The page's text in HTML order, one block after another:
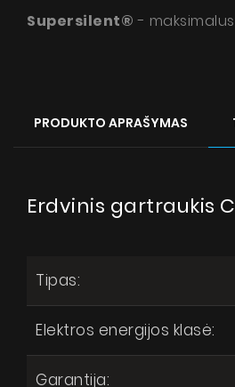
Supersilent® -
PRODUKTO APRAŠYMAS
Erdvinis gartraukis
Tipas:
Elektros energijos klasė:
Garantija: